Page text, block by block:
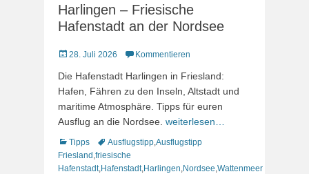
Harlingen – Friesische
Hafenstadt an der Nordsee
Veröffentlicht
28. Juli 2026 Kommentieren
Die Hafenstadt Harlingen in Friesland:
Hafen, Fähren zu den Inseln, Altstadt und
maritime Atmosphäre. Tipps für euren
Ausflug an die Nordsee. weiterlesen…
Kategorien
Tipps Schlagworte
Ausflugstipp,Ausflugstipp
Friesland ,friesische
Hafenstadt,Hafenstadt,Harlingen,Nordsee,Wattenmeer